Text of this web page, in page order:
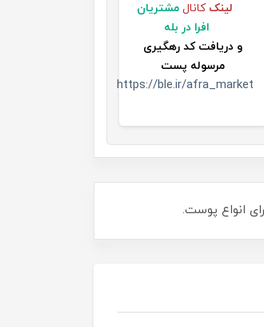
لینک کانال مشتریان
افرا در بله
و دریافت کد رهگیری
مرسوله پست
https://ble.ir/afra_market